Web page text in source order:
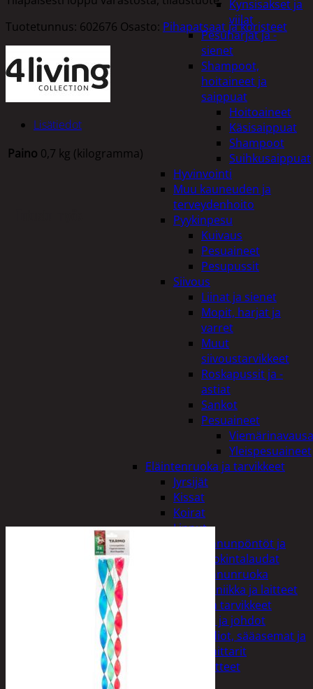
Kynsisakset ja
viilat
Pesuharjat ja -
sienet
Shampoot,
hoitaineet ja
saippuat
Hoitoaineet
Käsisaippuat
Shampoot
Suihkusaippuat
Hyvinvointi
Muu kauneuden ja
terveydenhoito
Pyykinpesu
Kuivaus
Pesuaineet
Pesupussit
Siivous
Liinat ja sienet
Mopit, harjat ja
varret
Muut
siivoustarvikkeet
Roskapussit ja -
astiat
Sankot
Pesuaineet
Yleispesuaineet
Eläintenruoka ja tarvikkeet
Jyrsijät
Kissat
Koirat
Linnut
Linnunpöntöt ja
ruokintalaudat
Linnunruoka
Kodin elektroniikka ja laitteet
Imurit ja tarvikkeet
Kaapelit ja johdot
Kelloradiot, sääasemat ja
lämpömittarit
Oheislaitteet
Tuotetunnus: 602676 Osasto: Pihapatsaat ja koristeet
Lisätiedot
Paino 0,7 kg (kilogramma)